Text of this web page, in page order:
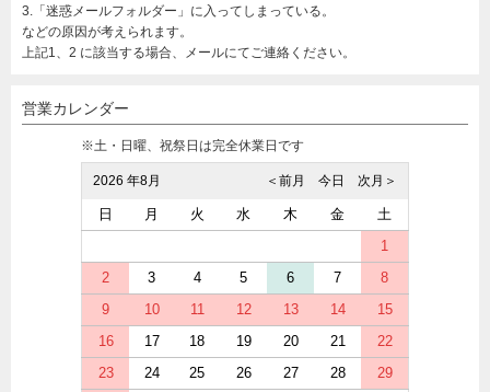
3.「迷惑メールフォルダー」に入ってしまっている。
などの原因が考えられます。
上記1、2 に該当する場合、メールにてご連絡ください。
営業カレンダー
※土・日曜、祝祭日は完全休業日です
2026 年8月 次月＞
今日
＜前月
日 月 火 水 木 金
土
1
2
3 4 5 6 7
8
9
10 11 12 13 14
15
16
17 18 19 20 21
22
23
24 25 26 27 28 29